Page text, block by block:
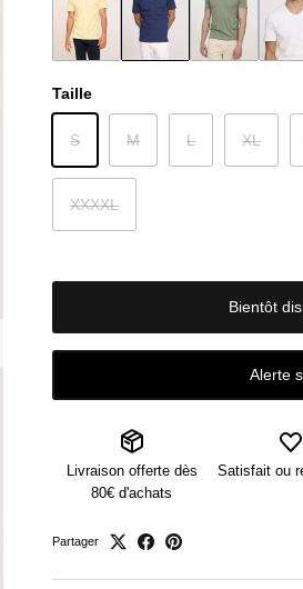
Taille
S M L XL
XXXXL
Bientôt
Alerte
Livraison offerte dès
80€ d'achats
Satisfait ou
Partager